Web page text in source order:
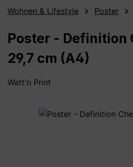
Wohnen & Lifestyle Poster
Poster - Definition
29,7 cm (A4)
Watt'n Print
Bildergalerie überspringen